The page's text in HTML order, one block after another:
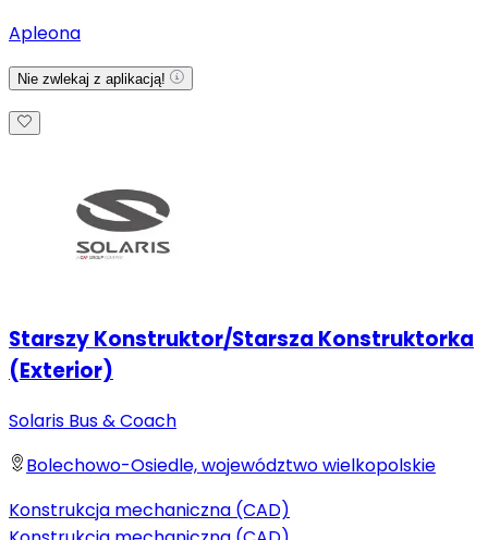
Apleona
Nie zwlekaj z aplikacją!
Starszy Konstruktor/Starsza Konstruktorka
(Exterior)
Solaris Bus & Coach
Bolechowo-Osiedle, województwo wielkopolskie
Konstrukcja mechaniczna (CAD)